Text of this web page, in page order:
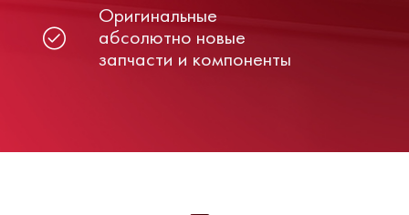
Оригинальные
абсолютно новые
запчасти и компоненты